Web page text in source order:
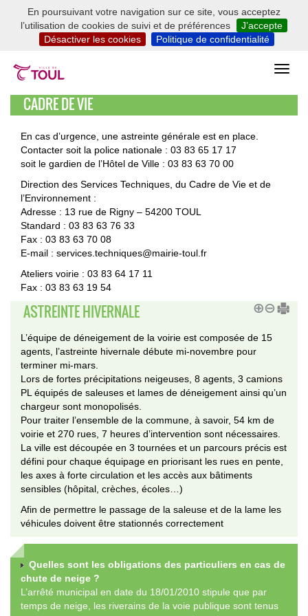
En poursuivant votre navigation sur ce site, vous acceptez
l’utilisation de cookies de suivi et de préférences
J’accepte
Désactiver les cookies
Politique de confidentialité
CADRE DE VIE
En cas d’urgence, une astreinte générale est en place.
Contacter soit la police nationale : 03 83 65 17 17
soit le gardien de l’Hôtel de Ville : 03 83 63 70 00
Direction des Services Techniques, du Cadre de Vie et de
l’Environnement :
Adresse : 13 rue de Rigny – 54200 TOUL
Standard : 03 83 63 76 33
Fax : 03 83 63 70 08
E-mail : services.techniques@mairie-toul.fr
Ateliers voirie : 03 83 64 17 11
Fax : 03 83 63 19 54
ASTREINTE HIVERNALE
L’équipe de déneigement de la voirie est composée de 15
agents, l’astreinte hivernale débute mi-novembre pour
terminer mi-mars.
Lors de fortes précipitations neigeuses, 8 agents, 3 camions
PL équipés de saleuses et lames de déneigement ainsi qu’un
chargeur sont monopolisés.
Pour traiter l’ensemble de la commune, à savoir, 54 km de
voirie et 270 rues, 7 heures d’intervention sont nécessaires.
La ville est découpée en 3 tournées et un parcours précis est
défini pour chaque équipage en priorisant les rues en pente,
les axes à forte circulation et les accès aux bâtiments
sensibles (hôpital, crèches, écoles…)
Afin de permettre le passage de la saleuse et de la lame les
véhicules doivent être stationnés correctement
Quelles sont les obligations des particuliers en cas de
chute de neige ?
L’arrêté municipal en date du 18/01/2010 stipule que par
temps de neige, les riverains de la voie publique sont tenus